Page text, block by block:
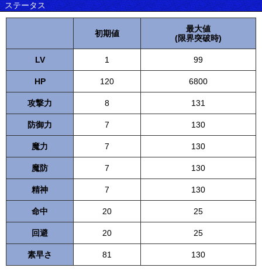
ステータス
初期値
最大値
(限界突破時)
LV 1 99
HP 120 6800
攻撃力 8 131
防御力 7 130
魔力 7 130
魔防 7 130
精神 7 130
命中 20 25
回避 20 25
素早さ 81 130